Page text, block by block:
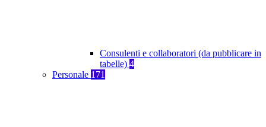
Consulenti e collaboratori (da pubblicare in
tabelle) 4
Personale 171